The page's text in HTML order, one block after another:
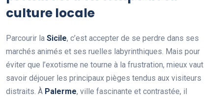
culture locale
Parcourir la Sicile, c’est accepter de se perdre dans ses
marchés animés et ses ruelles labyrinthiques. Mais pour
éviter que l’exotisme ne tourne à la frustration, mieux vaut
savoir déjouer les principaux pièges tendus aux visiteurs
distraits. À Palerme, ville fascinante et contrastée, il